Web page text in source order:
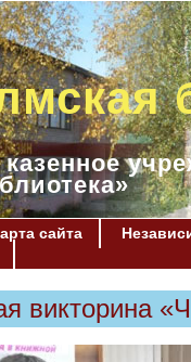
сайта
викторина